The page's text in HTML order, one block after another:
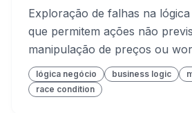
Exploração de falhas na
que permitem ações não
manipulação de preços ou
lógica negócio business logic
race condition